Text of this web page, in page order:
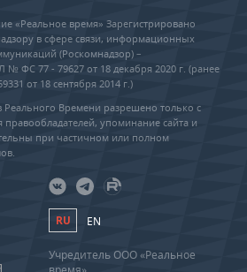
«Реальное время» Зарегистрировано
в сфере связи, информационных
(Роскомнадзор) –
ФС 77 - 79627 от 18 декабря 2020 г. (ранее
от 18 сентября 2014 г.)
Реального Времени разрешено только с
правообладателей, упоминание сайта и
при частичном или полном
RU EN
Учредитель ООО «Реальное